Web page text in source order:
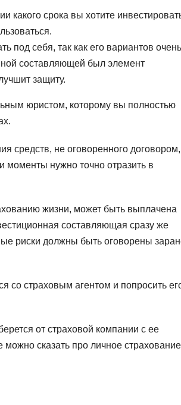
какого срока вы хотите
под себя, так как его вариантов очень
составляющей был элемент
защиту.
юристом, которому вы полностью
средств, не оговоренного договором,
моменты нужно точно отразить в
жизни, может быть выплачена
составляющая сразу же
риски должны быть оговорены
со страховым агентом и попросить
от страховой компании с ее
сказать про личное